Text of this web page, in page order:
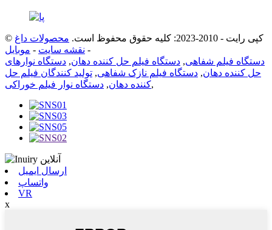
© کپی رایت - 2010-2023: کلیه حقوق محفوظ است.
محصولات داغ
- نقشه سایت - موبایل
دستگاه فیلم شفاهی, دستگاه فیلم حل کننده دهان, دستگاه نوارهای
حل کننده دهان, دستگاه فیلم نازک شفاهی, تولید کنندگان فیلم حل
کننده دهان, دستگاه نوار فیلم خوراکی ,
ارسال ایمیل
واتساپ
VR
x